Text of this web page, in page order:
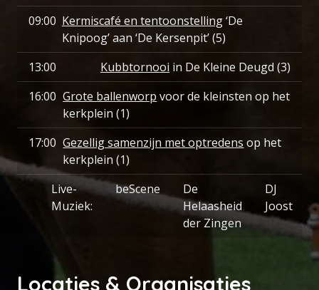
09:00 Kermiscafé en tentoonstelling‘De
Knipoog’ aan ‘De Kersenpit’ (5)
13:00
Kubbtornooi in De Kleine Deugd (3)
16:00 Grote ballenworp voor de kleinsten op het
kerkplein (1)
17:00 Gezellig samenzijn met optredens op het
kerkplein (1)
Live-
Muziek:
beScene
De
Helaasheid
der Zingen
DJ
Joost
Locaties & Organisaties